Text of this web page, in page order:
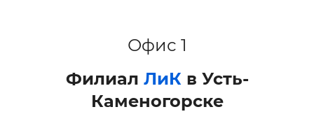
Офис 1
Филиал ЛиКв Усть-
Каменогорске